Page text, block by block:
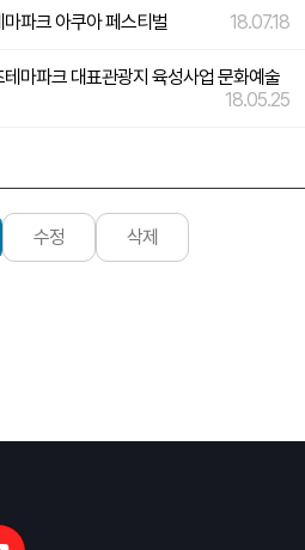
파크 아쿠아 페스티벌 18.07.18
마파크 대표관광지 육성사업 문화예술
18.05.25
수정 삭제